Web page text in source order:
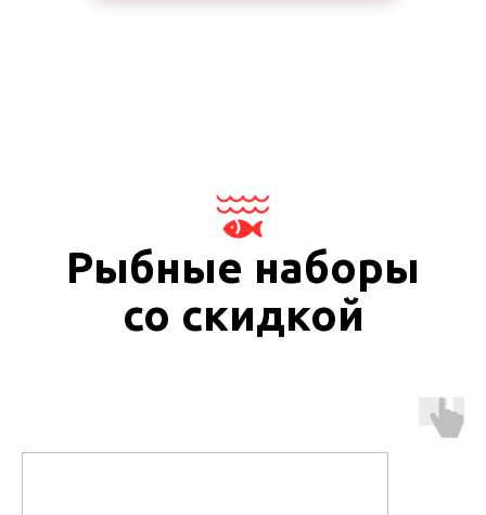
Рыбные наборы
со скидкой